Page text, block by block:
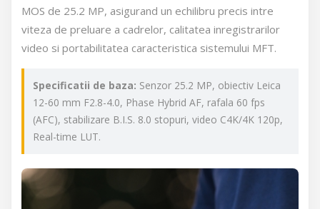
MOS de 25.2 MP, asigurand un echilibru precis intre
viteza de preluare a cadrelor, calitatea inregistrarilor
video si portabilitatea caracteristica sistemului MFT.
Specificatii de baza: Senzor 25.2 MP, obiectiv Leica
12-60 mm F2.8-4.0, Phase Hybrid AF, rafala 60 fps
(AFC), stabilizare B.I.S. 8.0 stopuri, video C4K/4K 120p,
Real-time LUT.